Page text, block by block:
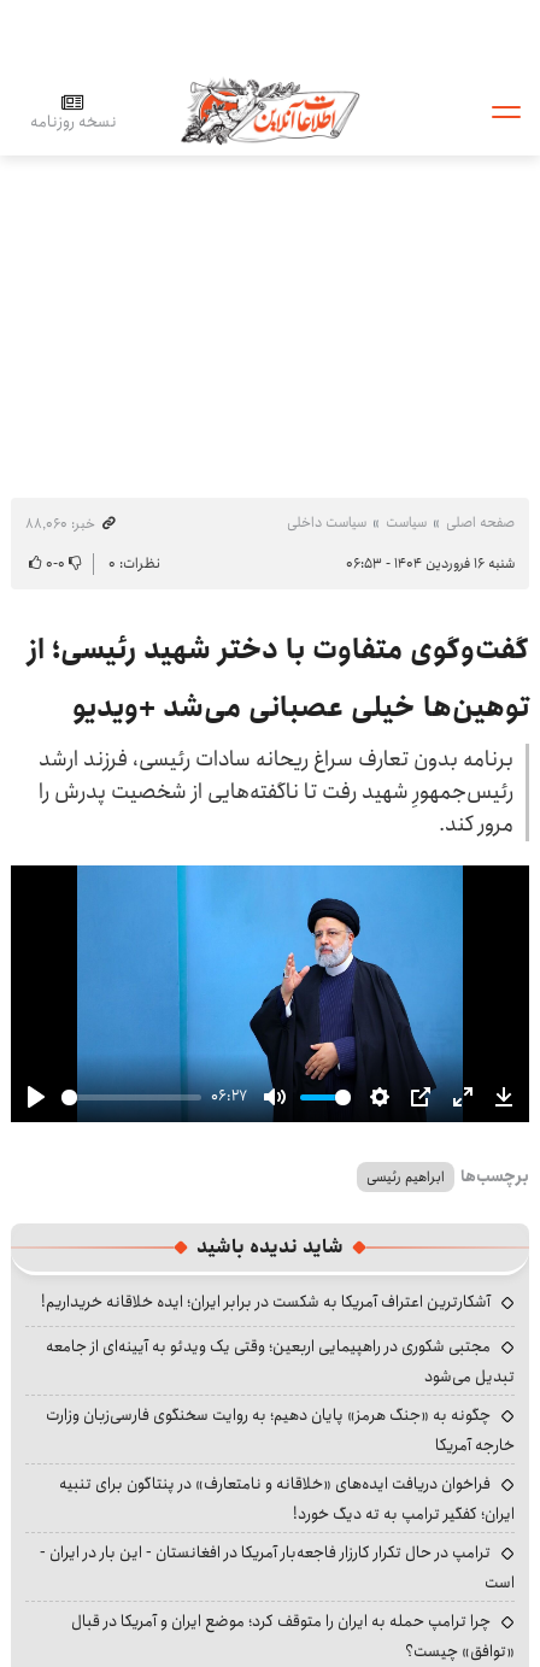
نسخه روزنامه
صفحه اصلی سیاست سیاست داخلی
خبر: ۸۸٬۰۶۰
شنبه ۱۶ فروردین ۱۴۰۴ - ۰۶:۵۳
نظرات: ۰ ۰-۰
گفت‌وگوی متفاوت با دختر شهید رئیسی؛ از
توهین‌ها خیلی عصبانی می‌شد +ویدیو
برنامه بدون تعارف سراغ ریحانه سادات رئیسی، فرزند ارشد
رئیس‌جمهورِ شهید رفت تا ناگفته‌هایی از شخصیت پدرش را
مرور کند.
Play
06:27
Mute Settings
PIP Enter
برچسب‌ها ابراهیم رئیسی
شاید ندیده باشید
آشکارترین اعتراف آمریکا به شکست در برابر ایران؛ ایده خلاقانه خریداریم!
مجتبی شکوری در راهپیمایی اربعین؛ وقتی یک ویدئو به آیینه‌ای از جامعه
تبدیل می‌شود
چگونه به «جنگ هرمز» پایان دهیم؛ به روایت سخنگوی فارسی‌زبان وزارت
خارجه آمریکا
فراخوان دریافت ایده‌های «خلاقانه و نامتعارف» در پنتاگون برای تنبیه
ایران؛ کفگیر ترامپ به ته دیگ خورد!
ترامپ در حال تکرار کارزار فاجعه‌بار آمریکا در افغانستان - این بار در ایران -
است
چرا ترامپ حمله به ایران را متوقف کرد؛ موضع ایران و آمریکا در قبال
«توافق» چیست؟